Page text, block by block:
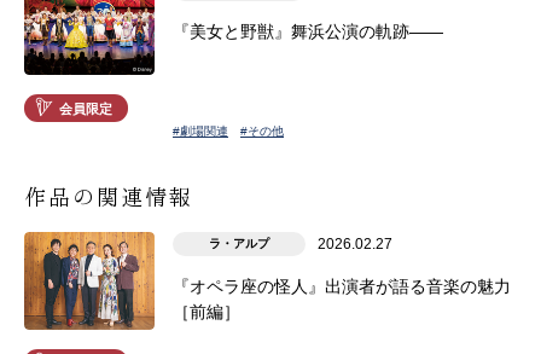
会員限定
『美女と野獣』舞浜公演の軌跡――
#劇場関連 #その他
作品の関連情報
ラ・アルプ 2026.02.27
『オペラ座の怪人』出演者が語る音楽の魅力
［前編］